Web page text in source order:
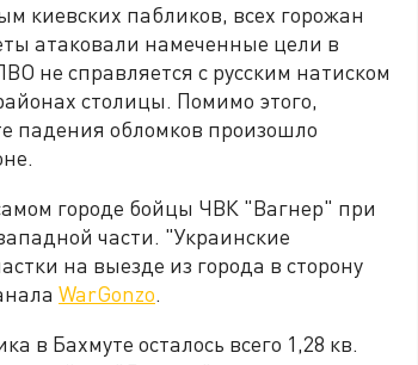
киевских пабликов, всех горожан
атаковали намеченные цели в
не справляется с русским натиском
столицы. Помимо этого,
падения обломков произошло
городе бойцы ЧВК "Вагнер" при
части. "Украинские
на выезде из города в сторону
WarGonzo.
в Бахмуте осталось всего 1,28 кв.